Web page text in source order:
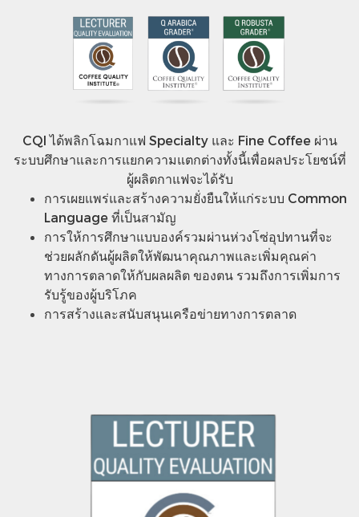
CQI ได้พลิกโฉมกาแฟ Specialty และ Fine Coffee ผ่าน
ระบบศึกษาและการแยกความแตกต่างทั้งนี้เพื่อผลประโยชน์ที่
ผู้ผลิตกาแฟจะได้รับ
การเผยแพร่และสร้างความยั่งยืนให้แก่ระบบ Common
Language ที่เป็นสามัญ
การให้การศึกษาแบบองค์รวมผ่านห่วงโซ่อุปทานที่จะ
ช่วยผลักดันผู้ผลิตให้พัฒนาคุณภาพและเพิ่มคุณค่า
ทางการตลาดให้กับผลผลิต ของตน รวมถึงการเพิ่มการ
รับรู้ของผู้บริโภค
การสร้างและสนับสนุนเครือข่ายทางการตลาด